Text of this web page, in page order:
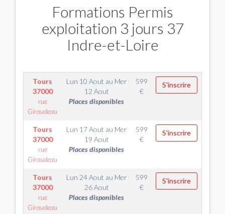
Formations Permis
exploitation 3 jours 37
Indre-et-Loire
Tours
37000
rue
Giraudeau
Lun 10 Aout au Mer
12 Aout
Places disponibles
599
€
S'inscrire
Tours
37000
rue
Giraudeau
Lun 17 Aout au Mer
19 Aout
Places disponibles
599
€
S'inscrire
Tours
37000
rue
Giraudeau
Lun 24 Aout au Mer
26 Aout
Places disponibles
599
€
S'inscrire